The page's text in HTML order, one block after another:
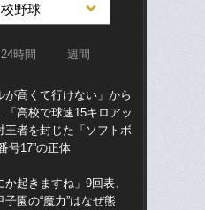
野球
24時間 週間
が高くて行けない」から
高校で球速15キロアッ
王者を封じた「ソフトボ
号17”の正体
か起きますね」9回表、
園の“魔力”はなぜ熊